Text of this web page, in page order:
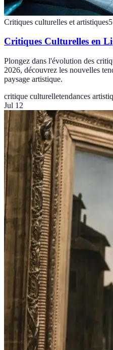
Critiques culturelles et artistiques5
Critiques Culturelles en
Plongez dans l'évolution des
2026, découvrez les nouvelles
paysage artistique.
critique culturelletendances
Jul 12